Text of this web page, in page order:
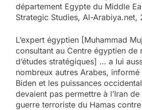
département Egypte du Middle
Strategic Studies, Al-Arabiya.net,
L’expert égyptien [Muhammad
consultant au Centre égyptien de
d’études stratégiques] … a lui
nombreux autres Arabes, informé
Biden et les puissances
devaient pas permettre à l’Iran
guerre terroriste du Hamas